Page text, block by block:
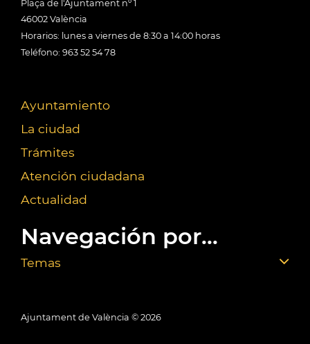
Plaça de l'Ajuntament nº 1
46002 València
Horarios: lunes a viernes de 8:30 a 14:00 horas
Teléfono: 963 52 54 78
Ayuntamiento
La ciudad
Trámites
Atención ciudadana
Actualidad
Navegación por...
Temas
Ajuntament de València © 2026